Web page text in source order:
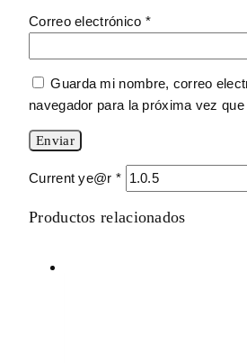
Correo electrónico *
Guarda mi nombre, correo
navegador para la próxima vez
Current ye@r *
Productos relacionados